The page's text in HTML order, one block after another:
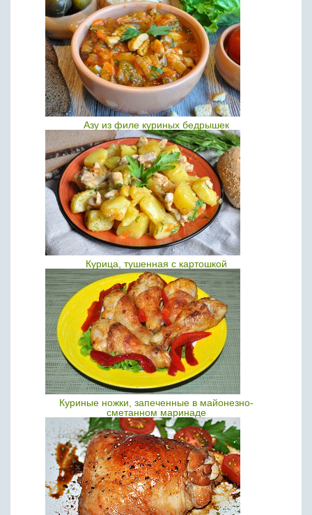
Азу из филе куриных бедрышек
Курица, тушенная с картошкой
Куриные ножки, запеченные в майонезно-
сметанном маринаде